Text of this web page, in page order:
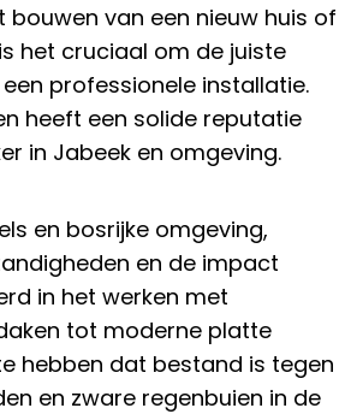
van een nieuw huis of
het cruciaal om de juiste
professionele installatie.
heeft een solide reputatie
in Jabeek en omgeving.
en bosrijke omgeving,
en de impact
in het werken met
tot moderne platte
hebben dat bestand is tegen
en zware regenbuien in de